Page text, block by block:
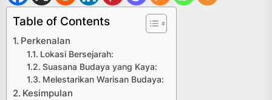
Table of Contents
Perkenalan
Lokasi Bersejarah:
Suasana Budaya yang Kaya:
Melestarikan Warisan Budaya:
Kesimpulan